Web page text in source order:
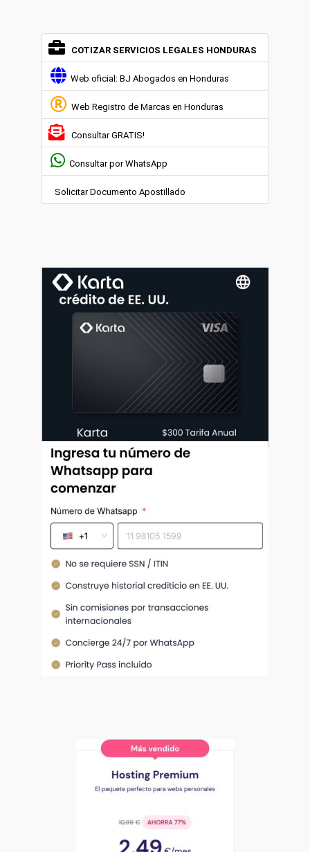
COTIZAR SERVICIOS LEGALES HONDURAS
Web oficial: BJ Abogados en Honduras
Web Registro de Marcas en Honduras
Consultar GRATIS!
Consultar por WhatsApp
Solicitar Documento Apostillado